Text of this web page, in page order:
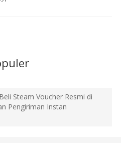
Steam Voucher Resmi di
Pengiriman Instan